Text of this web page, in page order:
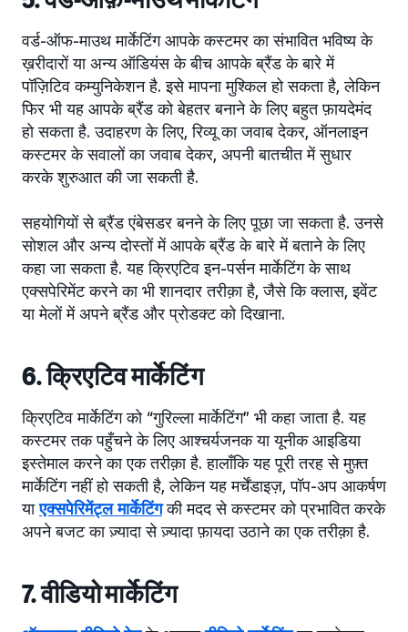
वर्ड-ऑफ-माउथ मार्केटिंग आपके कस्टमर का संभावित भविष्य के
ख़रीदारों या अन्य ऑडियंस के बीच आपके ब्रैंड के बारे में
पॉज़िटिव कम्युनिकेशन है. इसे मापना मुश्किल हो सकता है, लेकिन
फिर भी यह आपके ब्रैंड को बेहतर बनाने के लिए बहुत फ़ायदेमंद
हो सकता है. उदाहरण के लिए, रिव्यू का जवाब देकर, ऑनलाइन
कस्टमर के सवालों का जवाब देकर, अपनी बातचीत में सुधार
करके शुरुआत की जा सकती है.
सहयोगियों से ब्रैंड एंबेसडर बनने के लिए पूछा जा सकता है. उनसे
सोशल और अन्य दोस्तों में आपके ब्रैंड के बारे में बताने के लिए
कहा जा सकता है. यह क्रिएटिव इन-पर्सन मार्केटिंग के साथ
एक्सपेरिमेंट करने का भी शानदार तरीक़ा है, जैसे कि क्लास, इवेंट
या मेलों में अपने ब्रैंड और प्रोडक्ट को दिखाना.
6. क्रिएटिव मार्केटिंग
क्रिएटिव मार्केटिंग को “गुरिल्ला मार्केटिंग” भी कहा जाता है. यह
कस्टमर तक पहुँचने के लिए आश्चर्यजनक या यूनीक आइडिया
इस्तेमाल करने का एक तरीक़ा है. हालाँकि यह पूरी तरह से मुफ़्त
मार्केटिंग नहीं हो सकती है, लेकिन यह मर्चेंडाइज़, पॉप-अप आकर्षण
याएक्सपेरिमेंट्ल मार्केटिंगकी मदद से कस्टमर को प्रभावित करके
अपने बजट का ज़्यादा से ज़्यादा फ़ायदा उठाने का एक तरीक़ा है.
7. वीडियो मार्केटिंग